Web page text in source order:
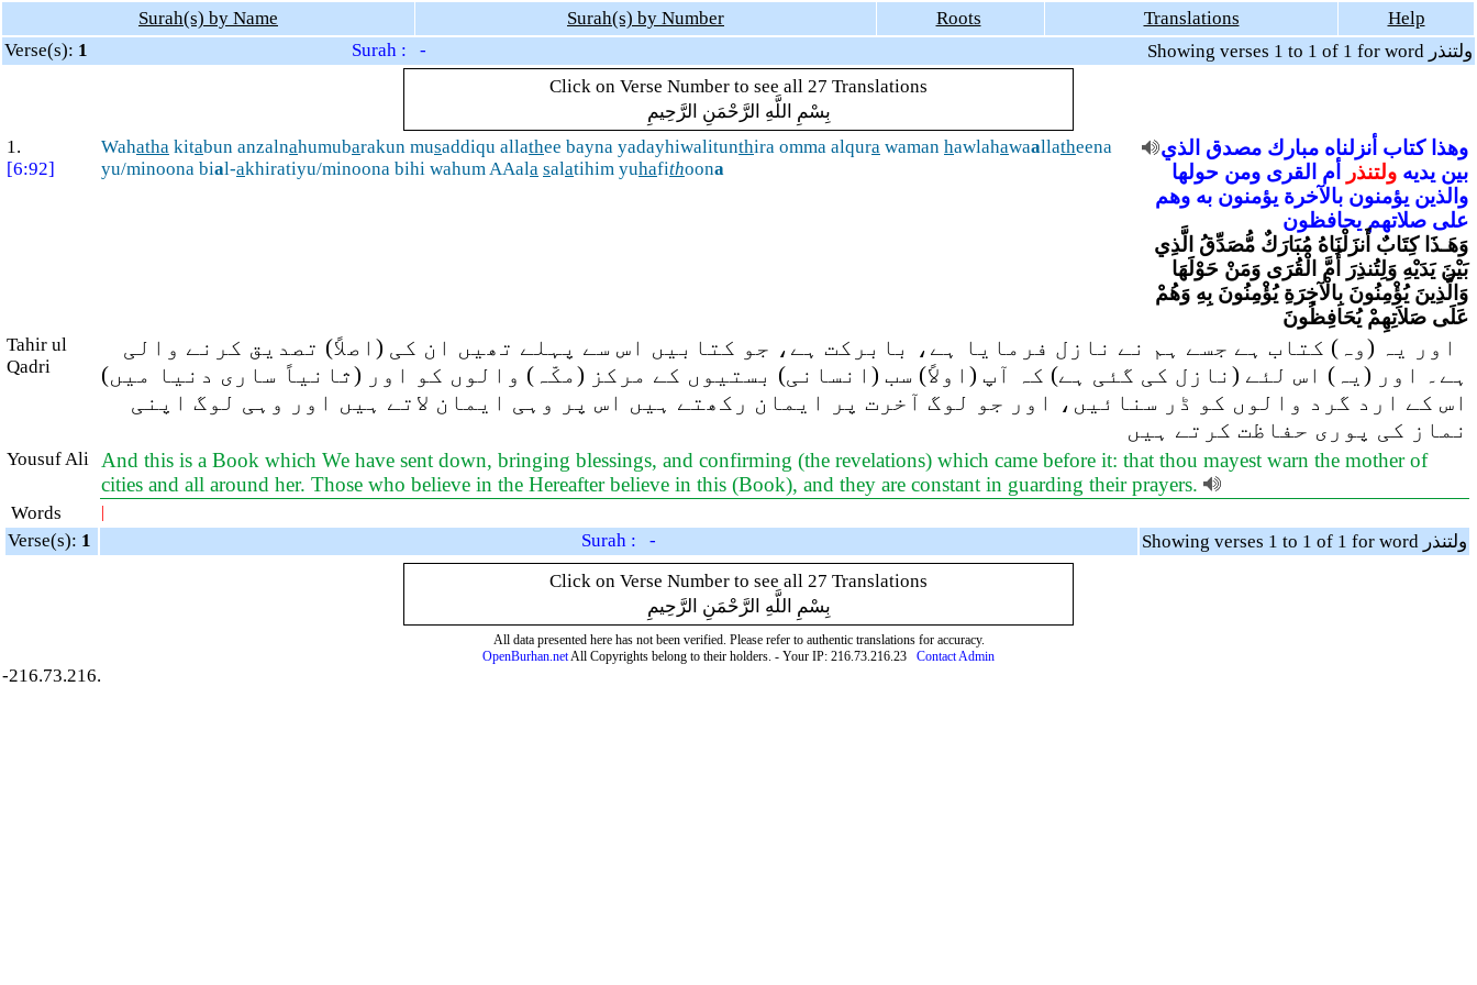
Surah(s) by Name Surah(s) by Number Roots Translations
Help
Verse(s): 1 Surah : -
Showing verses 1 to 1 of 1 for word ولتنذر
Click on Verse Number to see all 27 Translations
بِسْمِ اللَّهِ الرَّحْمَنِ الرَّحِيمِ
1.
[6:92]
Wahatha kitabun anzalnahumubarakun musaddiqu allathee bayna yadayhiwalitunthira omma alqura waman hawlahawaallatheena
yu/minoona bial-akhiratiyu/minoona bihi wahum AAala salatihim yuhafithoona
وهذا كتاب أنزلناه مبارك مصدق الذي
بين يديه ولتنذر أم القرى ومن حولها
والذين يؤمنون بالآخرة يؤمنون به وهم
على صلاتهم يحافظون
وَهَـذَا كِتَابٌ أَنزَلْنَاهُ مُبَارَكٌ مُّصَدِّقُ الَّذِي
بَيْنَ يَدَيْهِ وَلِتُنذِرَ أُمَّ الْقُرَى وَمَنْ حَوْلَهَا
وَالَّذِينَ يُؤْمِنُونَ بِالْآخِرَةِ يُؤْمِنُونَ بِهِ وَهُمْ
عَلَى صَلاَتِهِمْ يُحَافِظُونَ
Tahir ul
Qadri
اور یہ (وہ) کتاب ہے جسے ہم نے نازل فرمایا ہے، بابرکت ہے، جو کتابیں اس سے پہلے تھیں ان کی (اصلاً) تصدیق کرنے والی
ہے۔ اور (یہ) اس لئے (نازل کی گئی ہے) کہ آپ (اولاً) سب (انسانی) بستیوں کے مرکز (مکّہ) والوں کو اور (ثانیاً ساری دنیا میں)
اس کے ارد گرد والوں کو ڈر سنائیں، اور جو لوگ آخرت پر ایمان رکھتے ہیں اس پر وہی ایمان لاتے ہیں اور وہی لوگ اپنی
نماز کی پوری حفاظت کرتے ہیں
Yousuf Ali
And this is a Book which We have sent down, bringing blessings, and confirming (the revelations) which came before it: that thou mayest warn the mother of
cities and all around her. Those who believe in the Hereafter believe in this (Book), and they are constant in guarding their prayers.
Words |
Verse(s): 1 Surah : -
Showing verses 1 to 1 of 1 for word ولتنذر
Click on Verse Number to see all 27 Translations
بِسْمِ اللَّهِ الرَّحْمَنِ الرَّحِيمِ
All data presented here has not been verified. Please refer to authentic translations for accuracy.
OpenBurhan.netAll Copyrights belong to their holders. - Your IP: 216.73.216.23 Contact Admin
-216.73.216.